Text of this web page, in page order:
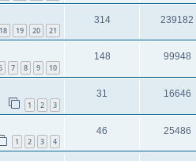
18 19 20 21
314 239182
7 8 9 10
148 99948
1 2 3
31 16646
1 2 3 4
46 25486